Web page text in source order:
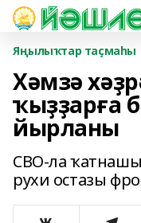
Яңылыҡтар таҫмаһы
Хәмзә
ҡыҙҙарға
йырланы
СВО-ла
рухи остазы